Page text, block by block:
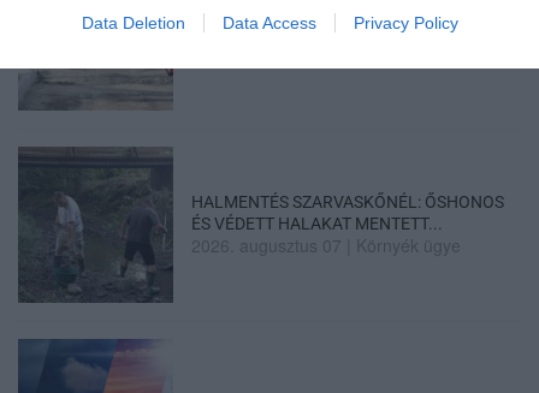
Data Deletion Data Access Privacy Policy
MINDHÁROM ÜTEMBEN DOLGOZNAK A 25-
ÖS FŐÚTON EGERBEN
HALMENTÉS SZARVASKŐNÉL: ŐSHONOS
ÉS VÉDETT HALAKAT MENTETT...
2026. augusztus 07 Környék ügye